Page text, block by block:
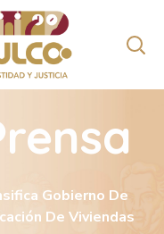
Gobierno De
De Viviendas